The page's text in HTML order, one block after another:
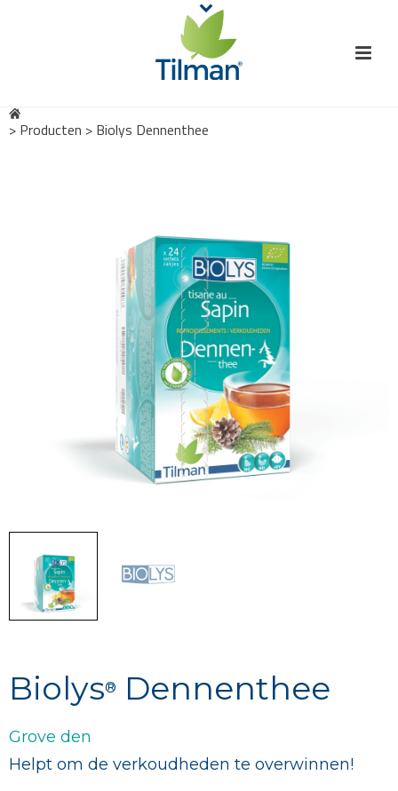
> Producten > Biolys Dennenthee
Biolys® Dennenthee
Grove den
Helpt om de verkoudheden te overwinnen!